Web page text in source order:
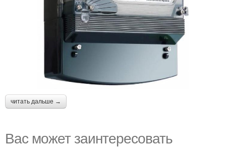
читать дальше →
Вас может заинтересовать